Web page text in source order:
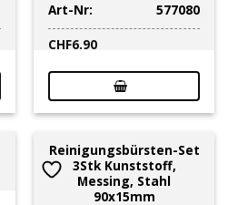
Art-Nr:
577080
CHF6.90
Reinigungsbürsten-Set
3Stk Kunststoff,
Messing, Stahl
90x15mm